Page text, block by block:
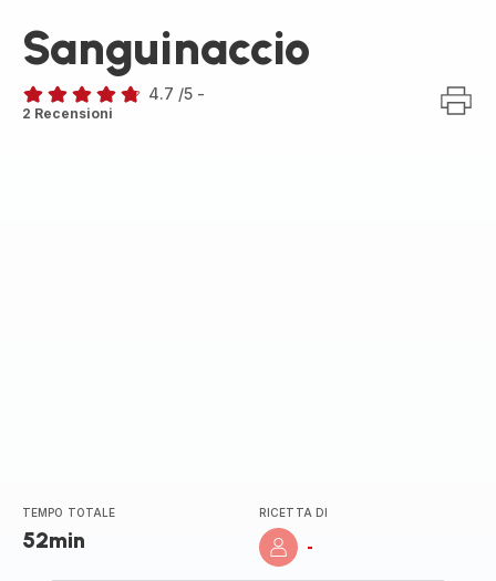
Sanguinaccio
ratings.4.7
4.7 /5 -
2 Recensioni
TEMPO TOTALE
52min
RICETTA DI
-